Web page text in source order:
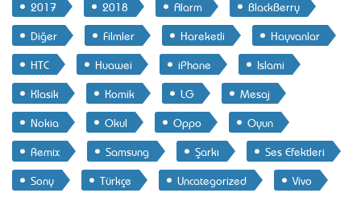
2017 2018 Alarm
BlackBerry
Diğer
Filmler Hareketli
Hayvanlar
HTC
Huawei iPhone
Islami
Klasik
Komik LG
Mesaj
Nokia
Okul Oppo
Oyun
Remix
Samsung Şarkı
Ses Efektleri
Sony
Türkçe Uncategorized Vivo